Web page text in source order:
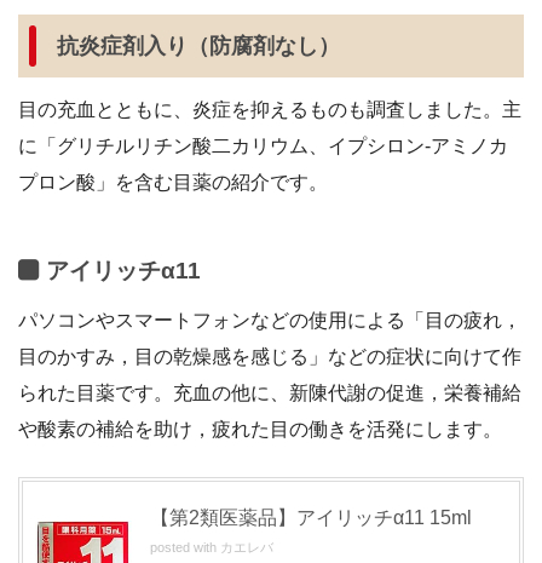
抗炎症剤入り（防腐剤なし）
目の充血とともに、炎症を抑えるものも調査しました。主
に「グリチルリチン酸二カリウム、イプシロン-アミノカ
プロン酸」を含む目薬の紹介です。
アイリッチα11
パソコンやスマートフォンなどの使用による「目の疲れ，
目のかすみ，目の乾燥感を感じる」などの症状に向けて作
られた目薬です。充血の他に、新陳代謝の促進，栄養補給
や酸素の補給を助け，疲れた目の働きを活発にします。
【第2類医薬品】アイリッチα11 15ml
posted with カエレバ